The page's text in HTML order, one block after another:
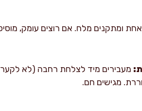
אחת ומתקנים מלח. אם רוצים עומק,
מעבירים מיד לצלחת רחבה (לא
מגישים חם.